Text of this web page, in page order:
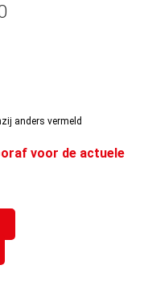
anders vermeld
voor de actuele